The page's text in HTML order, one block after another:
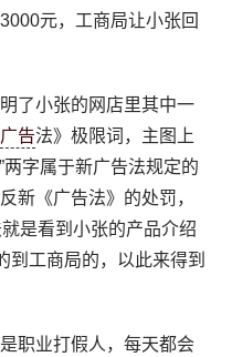
元，工商局让小张回
了小张的网店里其中一
广告法》极限词，主图上
两字属于新广告法规定的
新《广告法》的处罚，
是看到小张的产品介绍
到工商局的，以此来得到
职业打假人，每天都会